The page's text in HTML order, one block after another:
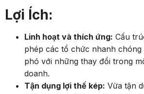
Lợi Ích:
Linh hoạt và thích ứng: Cấu
phép các tổ chức nhanh
phó với những thay đổi trong
doanh.
Tận dụng lợi thế kép: Vừa tận